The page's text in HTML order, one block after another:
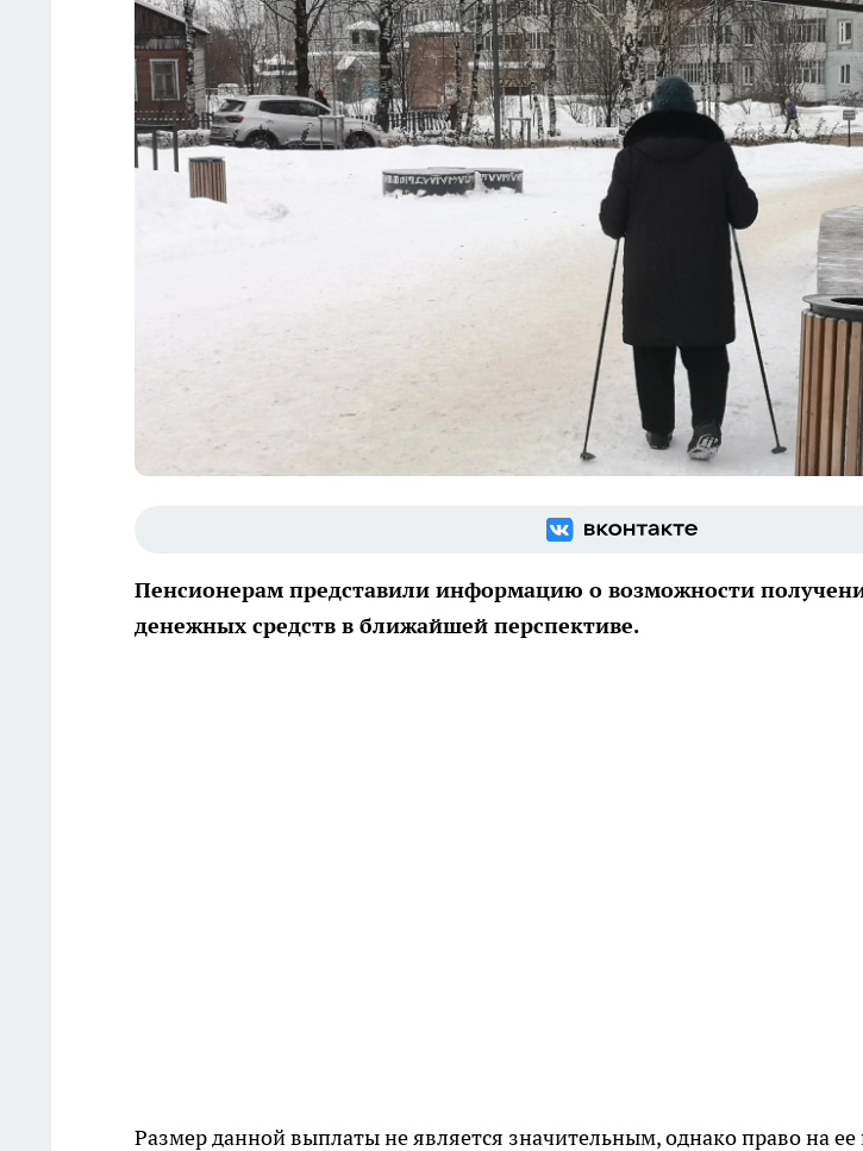
Пенсионерам представили информацию о возможности
денежных средств в ближайшей перспективе.
Размер данной выплаты не является значительным, однако право на